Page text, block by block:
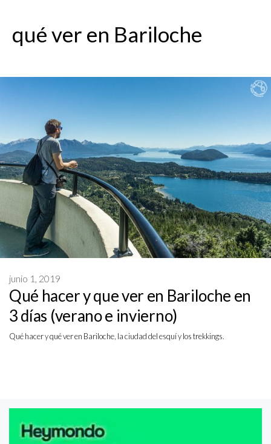
qué ver en Bariloche
Qué hacer y que ver en Bariloche en
3 días (verano e invierno)
junio 1, 2019
Qué hacer y qué ver en Bariloche, la ciudad del esquí y los trekkings.